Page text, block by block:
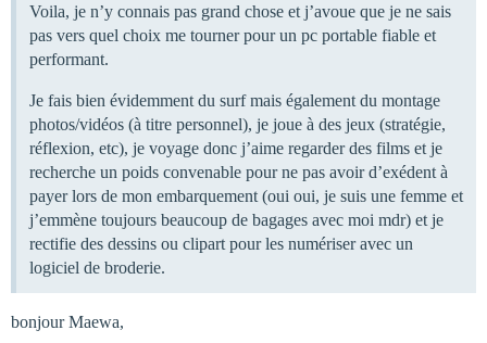
Voila, je n’y connais pas grand chose et j’avoue que je ne sais
pas vers quel choix me tourner pour un pc portable fiable et
performant.
Je fais bien évidemment du surf mais également du montage
photos/vidéos (à titre personnel), je joue à des jeux (stratégie,
réflexion, etc), je voyage donc j’aime regarder des films et je
recherche un poids convenable pour ne pas avoir d’exédent à
payer lors de mon embarquement (oui oui, je suis une femme et
j’emmène toujours beaucoup de bagages avec moi mdr) et je
rectifie des dessins ou clipart pour les numériser avec un
logiciel de broderie.
bonjour Maewa,